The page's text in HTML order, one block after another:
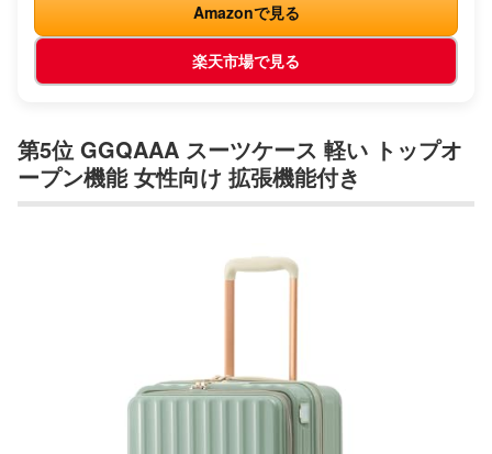
Amazonで見る
楽天市場で見る
第5位 GGQAAA スーツケース 軽い トップオ
ープン機能 女性向け 拡張機能付き